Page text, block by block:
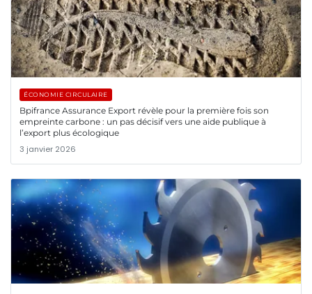
ÉCONOMIE CIRCULAIRE
Bpifrance Assurance Export révèle pour la première fois son
empreinte carbone : un pas décisif vers une aide publique à
l’export plus écologique
3 janvier 2026